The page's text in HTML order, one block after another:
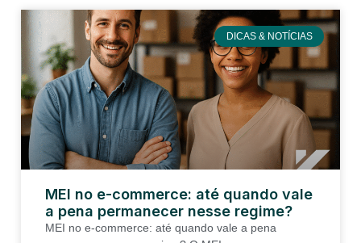
DICAS & NOTÍCIAS
MEI no e-commerce: até quando vale
a pena permanecer nesse regime?
MEI no e-commerce: até quando vale a pena